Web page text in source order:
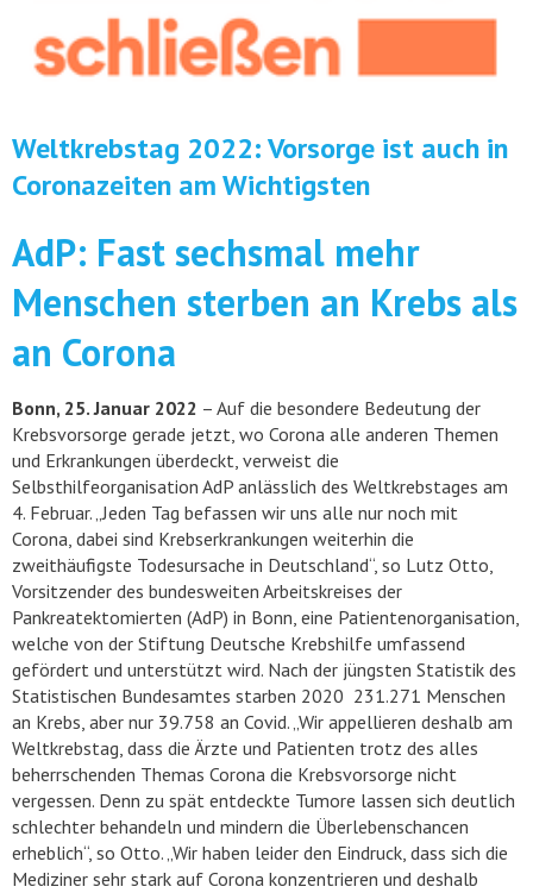
Weltkrebstag 2022: Vorsorge ist auch in
Coronazeiten am Wichtigsten
AdP: Fast sechsmal mehr
Menschen sterben an Krebs als
an Corona
Bonn, 25. Januar 2022 – Auf die besondere Bedeutung der
Krebsvorsorge gerade jetzt, wo Corona alle anderen Themen
und Erkrankungen überdeckt, verweist die
Selbsthilfeorganisation AdP anlässlich des Weltkrebstages am
4. Februar. „Jeden Tag befassen wir uns alle nur noch mit
Corona, dabei sind Krebserkrankungen weiterhin die
zweithäufigste Todesursache in Deutschland“, so Lutz Otto,
Vorsitzender des bundesweiten Arbeitskreises der
Pankreatektomierten (AdP) in Bonn, eine Patientenorganisation,
welche von der Stiftung Deutsche Krebshilfe umfassend
gefördert und unterstützt wird. Nach der jüngsten Statistik des
Statistischen Bundesamtes starben 2020 231.271 Menschen
an Krebs, aber nur 39.758 an Covid. „Wir appellieren deshalb am
Weltkrebstag, dass die Ärzte und Patienten trotz des alles
beherrschenden Themas Corona die Krebsvorsorge nicht
vergessen. Denn zu spät entdeckte Tumore lassen sich deutlich
schlechter behandeln und mindern die Überlebenschancen
erheblich“, so Otto. „Wir haben leider den Eindruck, dass sich die
Mediziner sehr stark auf Corona konzentrieren und deshalb